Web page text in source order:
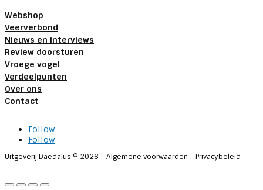
Webshop
Veerverbond
Nieuws en interviews
Review doorsturen
Vroege vogel
Verdeelpunten
Over ons
Contact
Follow
Follow
Uitgeverij Daedalus © 2026 – Algemene voorwaarden – Privacybeleid